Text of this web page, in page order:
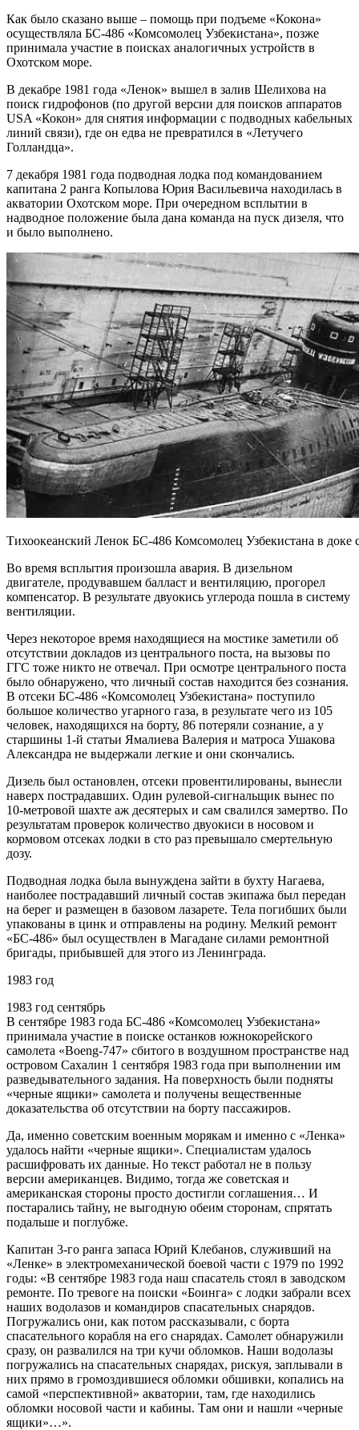
Как было сказано выше – помощь при подъеме «Кокона»
осуществляла БС-486 «Комсомолец Узбекистана», позже
принимала участие в поисках аналогичных устройств в
Охотском море.
В декабре 1981 года «Ленок» вышел в залив Шелихова на
поиск гидрофонов (по другой версии для поисков аппаратов
USA «Кокон» для снятия информации с подводных кабельных
линий связи), где он едва не превратился в «Летучего
Голландца».
7 декабря 1981 года подводная лодка под командованием
капитана 2 ранга Копылова Юрия Васильевича находилась в
акватории Охотском море. При очередном всплытии в
надводное положение была дана команда на пуск дизеля, что
и было выполнено.
Тихоокеанский Ленок БС-486 Комсомолец Узбекистана в доке
Во время всплытия произошла авария. В дизельном
двигателе, продувавшем балласт и вентиляцию, прогорел
компенсатор. В результате двуокись углерода пошла в систему
вентиляции.
Через некоторое время находящиеся на мостике заметили об
отсутствии докладов из центрального поста, на вызовы по
ГГС тоже никто не отвечал. При осмотре центрального поста
было обнаружено, что личный состав находится без сознания.
В отсеки БС-486 «Комсомолец Узбекистана» поступило
большое количество угарного газа, в результате чего из 105
человек, находящихся на борту, 86 потеряли сознание, а у
старшины 1-й статьи Ямалиева Валерия и матроса Ушакова
Александра не выдержали легкие и они скончались.
Дизель был остановлен, отсеки провентилированы, вынесли
наверх пострадавших. Один рулевой-сигнальщик вынес по
10-метровой шахте аж десятерых и сам свалился замертво. По
результатам проверок количество двуокиси в носовом и
кормовом отсеках лодки в сто раз превышало смертельную
дозу.
Подводная лодка была вынуждена зайти в бухту Нагаева,
наиболее пострадавший личный состав экипажа был передан
на берег и размещен в базовом лазарете. Тела погибших были
упакованы в цинк и отправлены на родину. Мелкий ремонт
«БС-486» был осуществлен в Магадане силами ремонтной
бригады, прибывшей для этого из Ленинграда.
1983 год
1983 год сентябрь
В сентябре 1983 года БС-486 «Комсомолец Узбекистана»
принимала участие в поиске останков южнокорейского
самолета «Boeng-747» сбитого в воздушном пространстве над
островом Сахалин 1 сентября 1983 года при выполнении им
разведывательного задания. На поверхность были подняты
«черные ящики» самолета и получены вещественные
доказательства об отсутствии на борту пассажиров.
Да, именно советским военным морякам и именно с «Ленка»
удалось найти «черные ящики». Специалистам удалось
расшифровать их данные. Но текст работал не в пользу
версии американцев. Видимо, тогда же советская и
американская стороны просто достигли соглашения… И
постарались тайну, не выгодную обеим сторонам, спрятать
подальше и поглубже.
Капитан 3-го ранга запаса Юрий Клебанов, служивший на
«Ленке» в электромеханической боевой части с 1979 по 1992
годы: «В сентябре 1983 года наш спасатель стоял в заводском
ремонте. По тревоге на поиски «Боинга» с лодки забрали всех
наших водолазов и командиров спасательных снарядов.
Погружались они, как потом рассказывали, с борта
спасательного корабля на его снарядах. Самолет обнаружили
сразу, он развалился на три кучи обломков. Наши водолазы
погружались на спасательных снарядах, рискуя, заплывали в
них прямо в громоздившиеся обломки обшивки, копались на
самой «перспективной» акватории, там, где находились
обломки носовой части и кабины. Там они и нашли «черные
ящики»…».